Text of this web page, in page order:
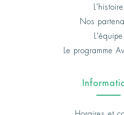
L'histoire
Nos
L'équipe
Le programme